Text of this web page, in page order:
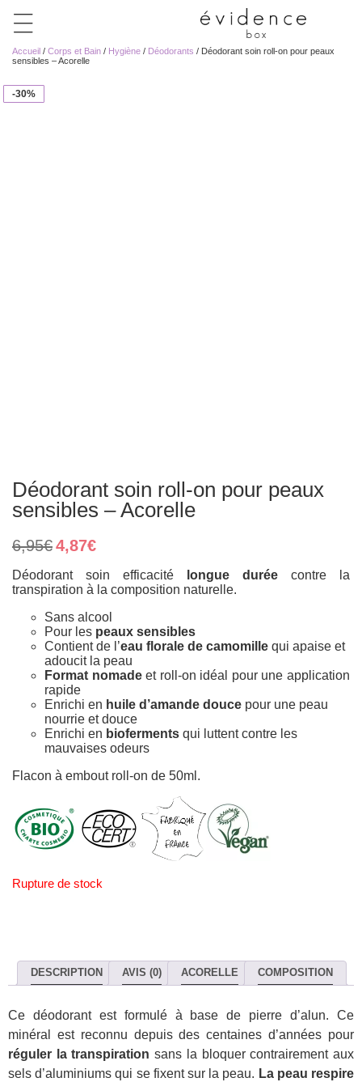
Accueil / Corps et Bain / Hygiène / Déodorants / Déodorant soin roll-on pour peaux
sensibles – Acorelle
-30%
Déodorant soin roll-on pour peaux
sensibles – Acorelle
6,95€ Le
prix
initial
était :
4,87€Le
actuel
est :
Déodorant soin efficacité longue durée contre la
transpiration à la composition naturelle.
Sans alcool
Pour les peaux sensibles
Contient de l’eau florale de camomille qui apaise et
adoucit la peau
Format nomadeet roll-on idéal pour une application
rapide
Enrichi en huile d’amande douce pour une peau
nourrie et douce
Enrichi en bioferments qui luttent contre les
mauvaises odeurs
Flacon à embout roll-on de 50ml.
Rupture de stock
DESCRIPTION AVIS (0) ACORELLE COMPOSITION
Ce déodorant est formulé à base de pierre d’alun. Ce
minéral est reconnu depuis des centaines d’années pour
réguler la transpiration sans la bloquer contrairement aux
sels d’aluminiums qui se fixent sur la peau. La peau respire